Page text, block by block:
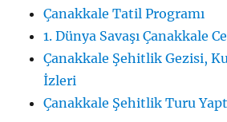
Çanakkale Tatil Programı
1. Dünya Savaşı Çanakkale
Çanakkale Şehitlik Gezisi,
İzleri
Çanakkale Şehitlik Turu